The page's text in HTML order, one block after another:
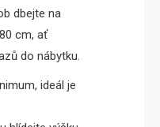
dbejte na
cm, ať
do nábytku.
ideál je